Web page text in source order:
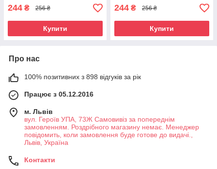
244 ₴ 256 ₴
Купити
244 ₴ 256 ₴
Купити
Про нас
100% позитивних з 898 відгуків за рік
Працює з 05.12.2016
м. Львів
вул. Героїв УПА, 73Ж Самовивіз за попереднім
замовленням. Роздрібного магазину немає. Менеджер
повідомить, коли замовлення буде готове до видачі.,
Львів, Україна
Контакти